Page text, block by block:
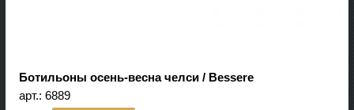
Ботильоны осень-весна челси / Bessere
арт.: 6889